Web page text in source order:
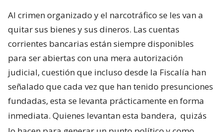
Al crimen organizado y el narcotráfico se les van a
quitar sus bienes y sus dineros. Las cuentas
corrientes bancarias están siempre disponibles
para ser abiertas con una mera autorización
judicial, cuestión que incluso desde la Fiscalía han
señalado que cada vez que han tenido presunciones
fundadas, esta se levanta prácticamente en forma
inmediata. Quienes levantan esta bandera, quizás